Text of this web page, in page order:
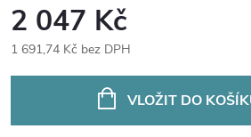
2 047 Kč
1 691,74 Kč bez DPH
VLOŽIT DO